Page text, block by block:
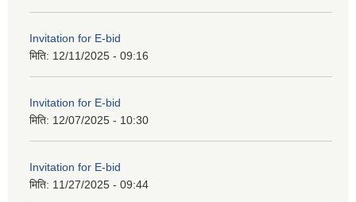
Invitation for E-bid
मिति: 12/11/2025 - 09:16
Invitation for E-bid
मिति: 12/07/2025 - 10:30
Invitation for E-bid
मिति: 11/27/2025 - 09:44